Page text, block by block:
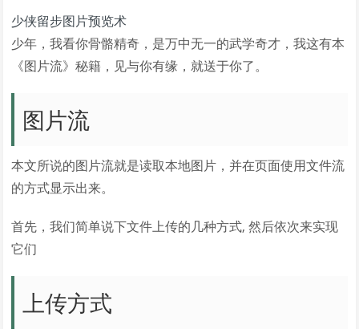
少侠留步图片预览术
少年，我看你骨骼精奇，是万中无一的武学奇才，我这有本
《图片流》秘籍，见与你有缘，就送于你了。
图片流
本文所说的图片流就是读取本地图片，并在页面使用文件流
的方式显示出来。
首先，我们简单说下文件上传的几种方式, 然后依次来实现
它们
上传方式